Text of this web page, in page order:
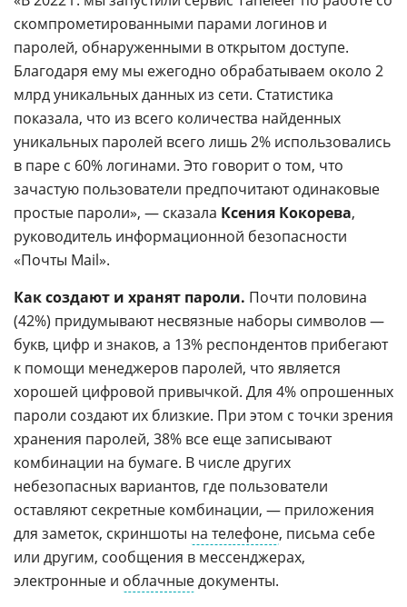
скомпрометированными парами логинов и
паролей, обнаруженными в открытом доступе.
Благодаря ему мы ежегодно обрабатываем около 2
млрд уникальных данных из сети. Статистика
показала, что из всего количества найденных
уникальных паролей всего лишь 2% использовались
в паре с 60% логинами. Это говорит о том, что
зачастую пользователи предпочитают одинаковые
простые пароли», — сказала Ксения Кокорева,
руководитель информационной безопасности
«Почты Mail».
Как создают и хранят пароли. Почти половина
(42%) придумывают несвязные наборы символов —
букв, цифр и знаков, а 13% респондентов прибегают
к помощи менеджеров паролей, что является
хорошей цифровой привычкой. Для 4% опрошенных
пароли создают их близкие. При этом с точки зрения
хранения паролей, 38% все еще записывают
комбинации на бумаге. В числе других
небезопасных вариантов, где пользователи
оставляют секретные комбинации, — приложения
для заметок, скриншоты на телефоне, письма себе
или другим, сообщения в мессенджерах,
электронные и облачныедокументы.